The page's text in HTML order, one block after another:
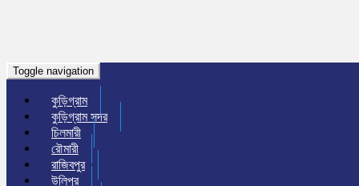
Toggle navigation
কুড়িগ্রাম
কুড়িগ্রাম সদর
চিলমারী
রৌমারী
রাজিবপুর
উলিপুর